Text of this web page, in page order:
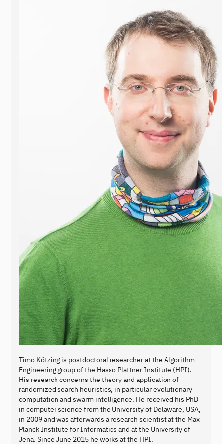
Timo Kötzing is postdoctoral researcher at the Algorithm
Engineering group of the Hasso Plattner Institute (HPI).
His research concerns the theory and application of
randomized search heuristics, in particular evolutionary
computation and swarm intelligence. He received his PhD
in computer science from the University of Delaware, USA,
in 2009 and was afterwards a research scientist at the Max
Planck Institute for Informatics and at the University of
Jena. Since June 2015 he works at the HPI.